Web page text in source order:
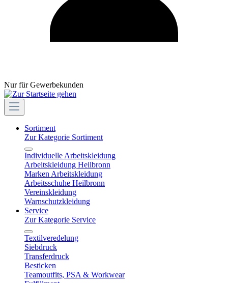
Nur für Gewerbekunden
Sortiment
Zur Kategorie Sortiment
Individuelle Arbeitskleidung
Arbeitskleidung Heilbronn
Marken Arbeitskleidung
Arbeitsschuhe Heilbronn
Vereinskleidung
Warnschutzkleidung
Service
Zur Kategorie Service
Textilveredelung
Siebdruck
Transferdruck
Besticken
Teamoutfits, PSA & Workwear